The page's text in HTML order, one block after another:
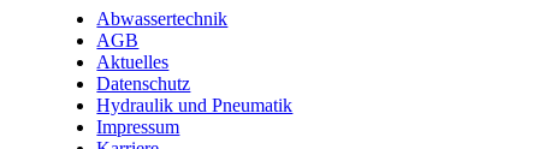
Abwassertechnik
AGB
Aktuelles
Datenschutz
Hydraulik und Pneumatik
Impressum